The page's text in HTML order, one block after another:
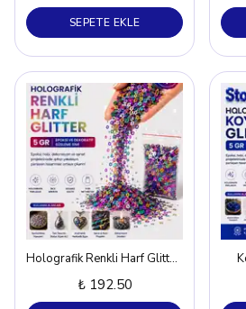
SEPETE EKLE
Holografik Renkli Harf Glitter Pembe - Turuncu – 5 gr
₺ 192.50